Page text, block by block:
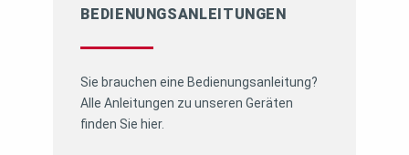
BEDIENUNGS­ANLEITUNGEN
Sie brauchen eine Bedienungsanleitung?
Alle Anleitungen zu unseren Geräten
finden Sie hier.